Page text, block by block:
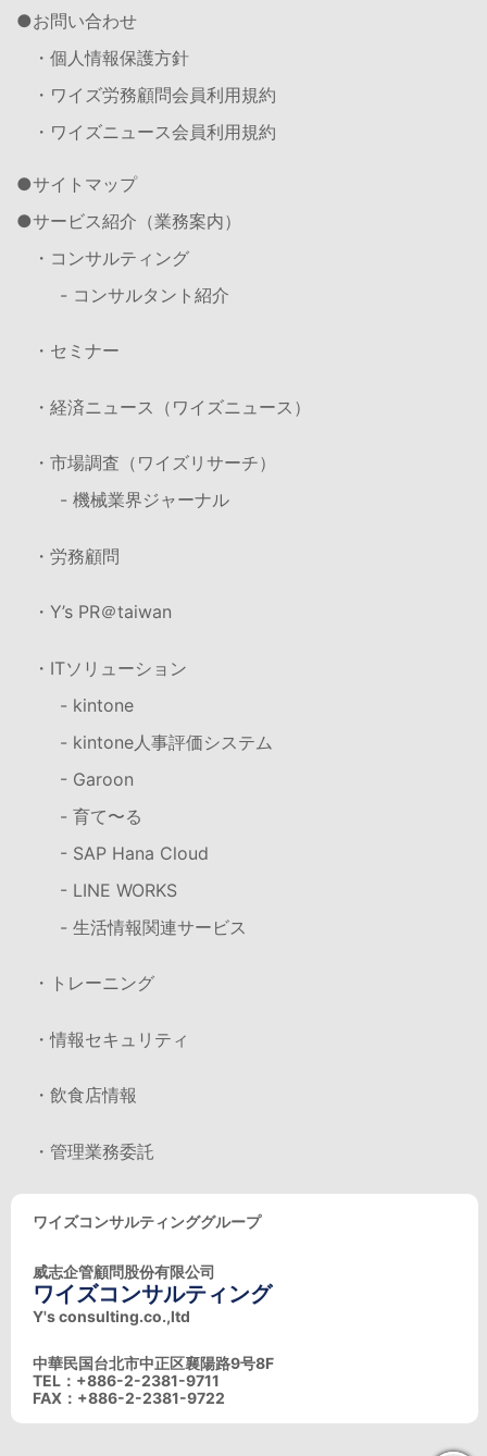
お問い合わせ
・個人情報保護方針
・ワイズ労務顧問会員利用規約
・ワイズニュース会員利用規約
サイトマップ
サービス紹介（業務案内）
・コンサルティング
- コンサルタント紹介
・セミナー
・経済ニュース（ワイズニュース）
・市場調査（ワイズリサーチ）
- 機械業界ジャーナル
・労務顧問
・Y’s PR＠taiwan
・ITソリューション
- kintone
- kintone人事評価システム
- Garoon
- 育て〜る
- SAP Hana Cloud
- LINE WORKS
- 生活情報関連サービス
・トレーニング
・情報セキュリティ
・飲食店情報
・管理業務委託
ワイズコンサルティンググループ
威志企管顧問股份有限公司
ワイズコンサルティング
Y's consulting.co.,ltd
中華民国台北市中正区襄陽路9号8F
TEL：+886-2-2381-9711
FAX：+886-2-2381-9722